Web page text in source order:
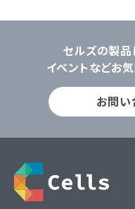
セルズの製品
イベントなどお
お問い